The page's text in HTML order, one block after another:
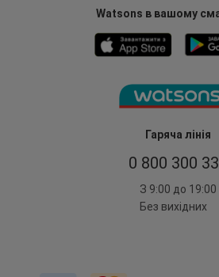
Гаряча лінія
0 800 300
З 9:00 до 19:00
Без вихідних
Watsons в вашому